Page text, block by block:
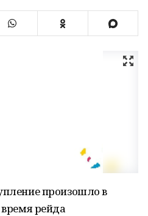
произошло в
рейда